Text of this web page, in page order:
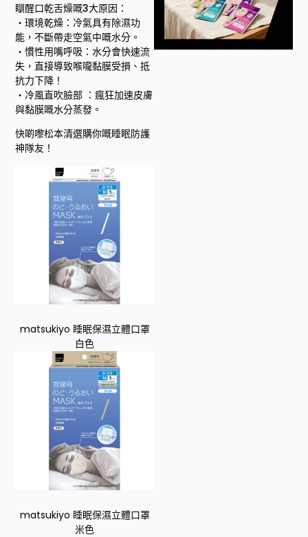
瞓醒口乾舌燥嘅3大原因：
・環境乾燥：冷氣具有除濕功
能，不斷帶走空氣中嘅水分。
・慣性用嘴呼吸：水分會快速流
失，直接導致喉嚨黏膜受損、抵
抗力下降！
・冷風直吹臉部 ：瘋狂加速皮膚
與黏膜嘅水分蒸發。
快啲嚟松本清選購你嘅睡眠防護
神隊友！
matsukiyo 睡眠保濕立體口罩
白色
matsukiyo 睡眠保濕立體口罩
米色